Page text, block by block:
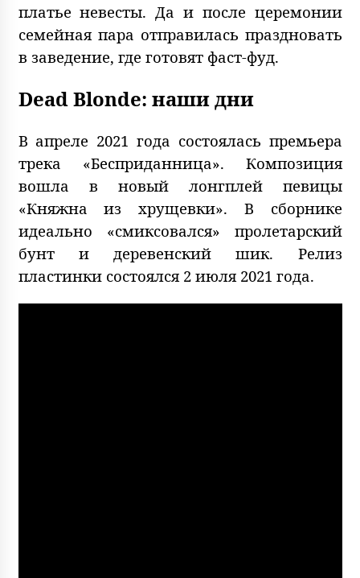
платье невесты. Да и после церемонии
семейная пара отправилась праздновать
в заведение, где готовят фаст-фуд.
Dead Blonde: наши дни
В апреле 2021 года состоялась премьера
трека «Бесприданница». Композиция
вошла в новый лонгплей певицы
«Княжна из хрущевки». В сборнике
идеально «смиксовался» пролетарский
бунт и деревенский шик. Релиз
пластинки состоялся 2 июля 2021 года.